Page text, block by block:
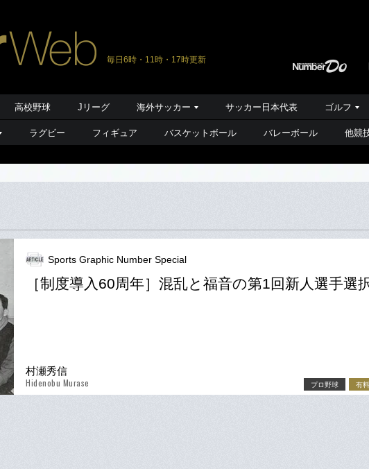
毎日6時・11時・17時更新
高校野球 Jリーグ 海外サッカー サッカー日本代表 ゴルフ
ラグビー フィギュア バスケットボール バレーボール 他競
Sports Graphic Number Special
［制度導入60周年］混乱と福音の第1回新人選手選
村瀬秀信
Hidenobu Murase プロ野球 有料